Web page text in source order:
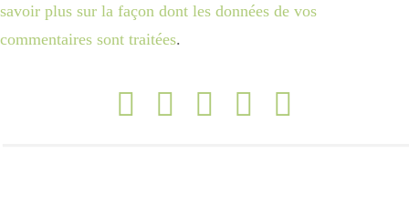
savoir plus sur la façon dont les données de vos
commentaires sont traitées.